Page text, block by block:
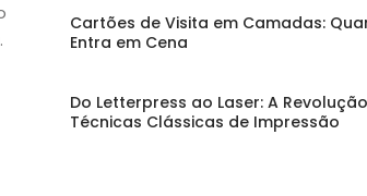
Cartões de Visita em Camadas:
Entra em Cena
Do Letterpress ao Laser: A
Técnicas Clássicas de Impressão